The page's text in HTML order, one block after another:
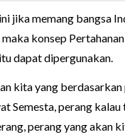
jika memang bangsa
konsep
dapat dipergunakan.
kita yang
Semesta, perang
perang yang akan